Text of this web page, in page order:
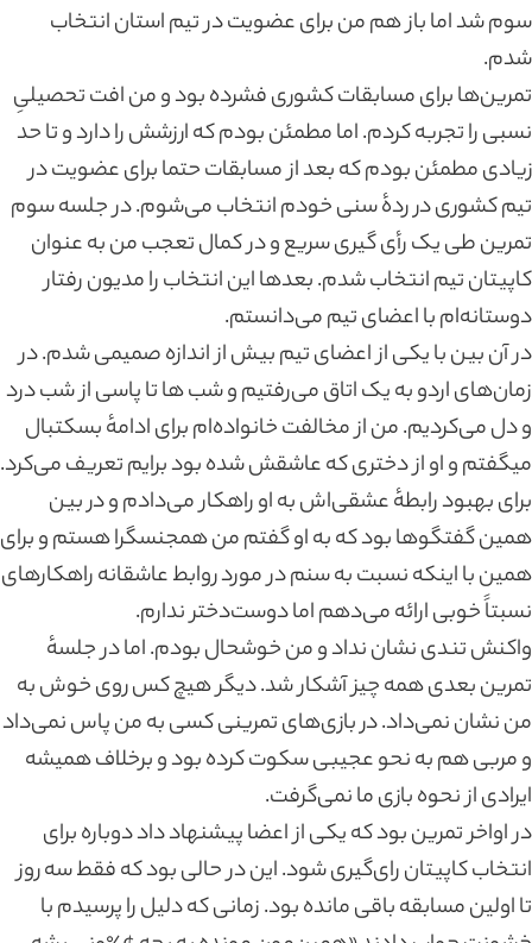
سوم شد اما باز هم من برای عضویت در تیم استان انتخاب
شدم.
تمرین‌ها برای مسابقات کشوری فشرده بود و من افت تحصیلیِ
نسبی را تجربه کردم. اما مطمئن بودم که ارزشش را دارد و تا حد
زیادی مطمئن بودم که بعد از مسابقات حتما برای عضویت در
تیم کشوری در ردهٔ سنی خودم انتخاب می‌شوم. در جلسه سوم
تمرین طی یک رأی گیری سریع و در کمال تعجب من به عنوان
کاپیتان تیم انتخاب شدم. بعدها این انتخاب را مدیون رفتار
دوستانه‌ام با اعضای تیم می‌دانستم.
در آن بین با یکی از اعضای تیم بیش از اندازه صمیمی شدم. در
زمان‌های اردو به یک اتاق می‌رفتیم و شب ها تا پاسی از شب درد
و دل می‌کردیم. من از مخالفت خانواده‌ام برای ادامهٔ بسکتبال
میگفتم و او از دختری که عاشقش شده بود برایم تعریف می‌کرد.
برای بهبود رابطه‌ٔ عشقی‌اش به او راهکار می‌دادم و در بین
همین گفتگو‌ها بود که به او گفتم من همجنسگرا هستم و برای
همین با اینکه نسبت به سنم در مورد روابط عاشقانه راهکارهای
نسبتاً خوبی ارائه می‌دهم اما دوست‌دختر ندارم.
واکنش تندی نشان نداد و من خوشحال بودم. اما در جلسهٔ
تمرین بعدی همه چیز آشکار شد. دیگر هیچ کس روی خوش به
من نشان نمی‌داد. در بازی‌های تمرینی کسی به من پاس نمی‌داد
و مربی هم به نحو عجیبی سکوت کرده بود و برخلاف همیشه
ایرادی از نحوه بازی ما نمی‌گرفت.
در اواخر تمرین بود که یکی از اعضا پیشنهاد داد دوباره برای
انتخاب کاپیتان رای‌گیری شود. این در حالی بود که فقط سه روز
تا اولین مسابقه باقی مانده بود‌. زمانی که دلیل را پرسیدم با